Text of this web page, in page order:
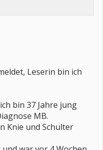
Leserin bin ich
bin 37 Jahre jung
MB.
Knie und Schulter